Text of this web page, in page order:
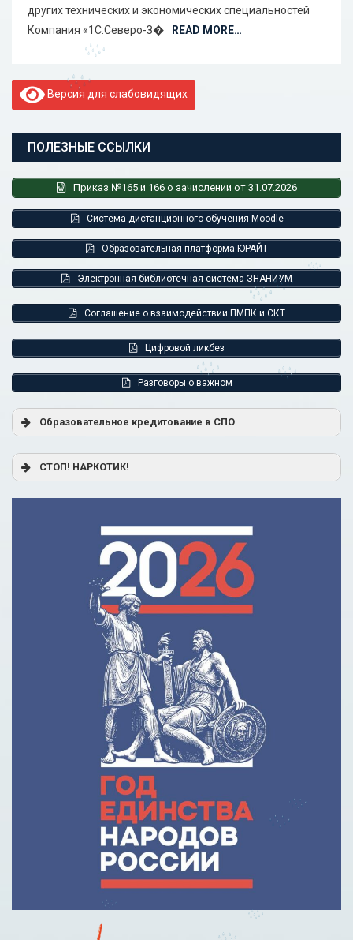
других технических и экономических специальностей
Компания «1С:Северо-З�
READ MORE…
Версия для слабовидящих
ПОЛЕЗНЫЕ ССЫЛКИ
Приказ №165 и 166 о зачислении от 31.07.2026
Система дистанционного обучения Moodle
Образовательная платформа ЮРАЙТ
Электронная библиотечная система ЗНАНИУМ
Соглашение о взаимодействии ПМПК и СКТ
Цифровой ликбез
Разговоры о важном
Образовательное кредитование в СПО
Постановление Правительства РФ от 17.11.2025 г. № 1824
«О государственной поддержке образовательного
кредитования»
р
Образовательное кредитование: пособие для студентов
Кредит на образование с господдержкой
Причины для изменения условий по образовательному
кредиту
СТОП! НАРКОТИК!
Сделай правильный выбор